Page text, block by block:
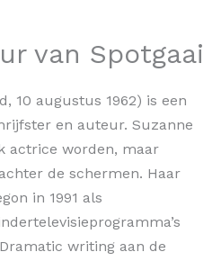
van Spotgaai
10 augustus 1962) is een
en auteur. Suzanne
actrice worden, maar
de schermen. Haar
in 1991 als
writing aan de